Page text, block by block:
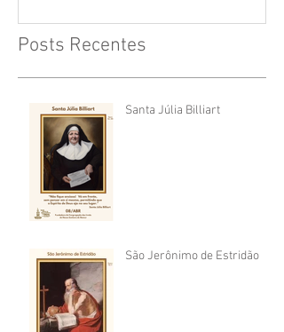
Posts Recentes
Santa Júlia Billiart
São Jerônimo de Estridão